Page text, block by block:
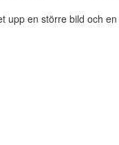
upp en större bild och